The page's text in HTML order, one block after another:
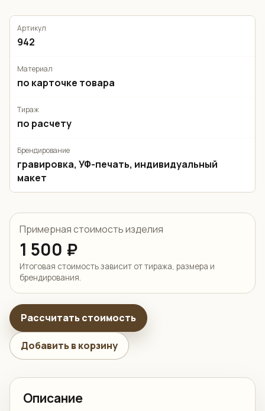
Артикул
942
Материал
по карточке товара
Тираж
по расчету
Брендирование
гравировка, УФ-печать, индивидуальный
макет
Примерная стоимость изделия
1 500 ₽
Итоговая стоимость зависит от тиража, размера и
брендирования.
Рассчитать стоимость
Добавить в корзину
Описание